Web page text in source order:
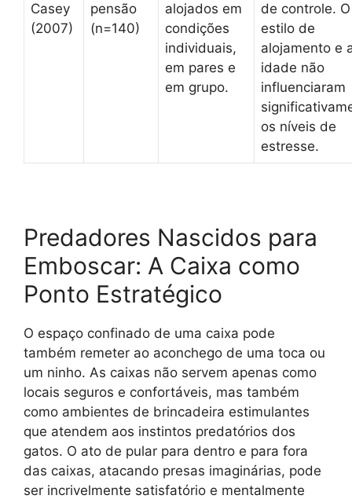
Casey
(2007)
pensão
(n=140)
alojados em
condições
individuais,
em pares e
em grupo.
de controle. O
estilo de
alojamento e
idade não
influenciaram
os níveis de
estresse.
Predadores Nascidos para
Emboscar: A Caixa como
Ponto Estratégico
O espaço confinado de uma caixa pode
também remeter ao aconchego de uma toca ou
um ninho. As caixas não servem apenas como
locais seguros e confortáveis, mas também
como ambientes de brincadeira estimulantes
que atendem aos instintos predatórios dos
gatos. O ato de pular para dentro e para fora
das caixas, atacando presas imaginárias, pode
ser incrivelmente satisfatório e mentalmente